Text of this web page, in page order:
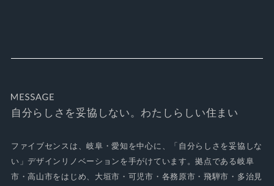
自分らしさを妥協しない。わたしらしい住まい
ファイブセンスは、岐阜・愛知を中心に、「自分らしさを妥協しな
い」デザインリノベーションを手がけています。拠点である岐阜
市・高山市をはじめ、大垣市・可児市・各務原市・飛騨市・多治見